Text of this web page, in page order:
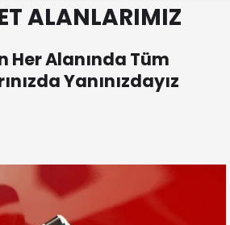
ALANLARIMIZ
Her Alanında Tüm
Yanınızdayız